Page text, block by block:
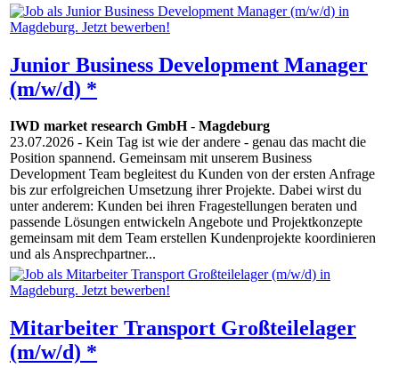
Junior Business Development Manager
(m/w/d) *
IWD market research GmbH- Magdeburg
23.07.2026 - Kein Tag ist wie der andere - genau das macht die
Position spannend. Gemeinsam mit unserem Business
Development Team begleitest du Kunden von der ersten Anfrage
bis zur erfolgreichen Umsetzung ihrer Projekte. Dabei wirst du
unter anderem: Kunden bei ihren Fragestellungen beraten und
passende Lösungen entwickeln Angebote und Projektkonzepte
gemeinsam mit dem Team erstellen Kundenprojekte koordinieren
und als Ansprechpartner...
Mitarbeiter Transport Großteilelager
(m/w/d) *